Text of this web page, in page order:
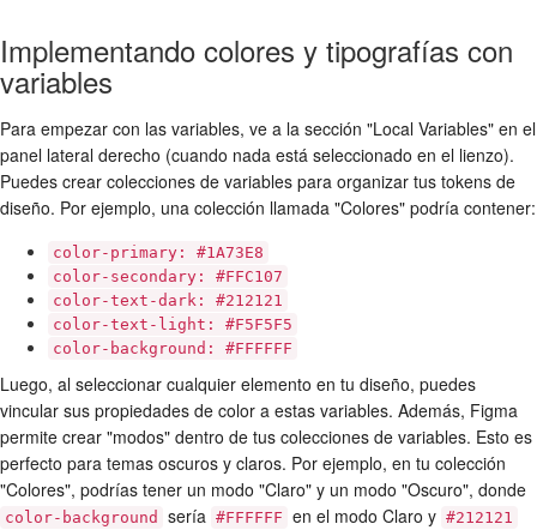
Implementando colores y tipografías con
variables
Para empezar con las variables, ve a la sección "Local Variables" en el
panel lateral derecho (cuando nada está seleccionado en el lienzo).
Puedes crear colecciones de variables para organizar tus tokens de
diseño. Por ejemplo, una colección llamada "Colores" podría contener:
color-primary: #1A73E8
color-secondary: #FFC107
color-text-dark: #212121
color-text-light: #F5F5F5
color-background: #FFFFFF
Luego, al seleccionar cualquier elemento en tu diseño, puedes
vincular sus propiedades de color a estas variables. Además, Figma
permite crear "modos" dentro de tus colecciones de variables. Esto es
perfecto para temas oscuros y claros. Por ejemplo, en tu colección
"Colores", podrías tener un modo "Claro" y un modo "Oscuro", donde
color-background sería #FFFFFF en el modo Claro y #212121